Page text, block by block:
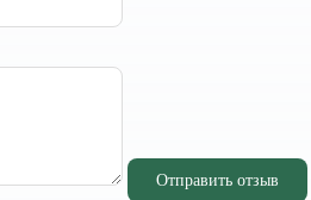
Отправить отзыв